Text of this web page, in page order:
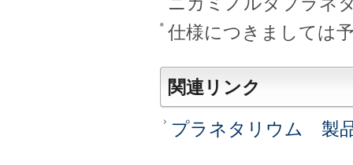
仕様につきましては
関連リンク
プラネタリウム 製